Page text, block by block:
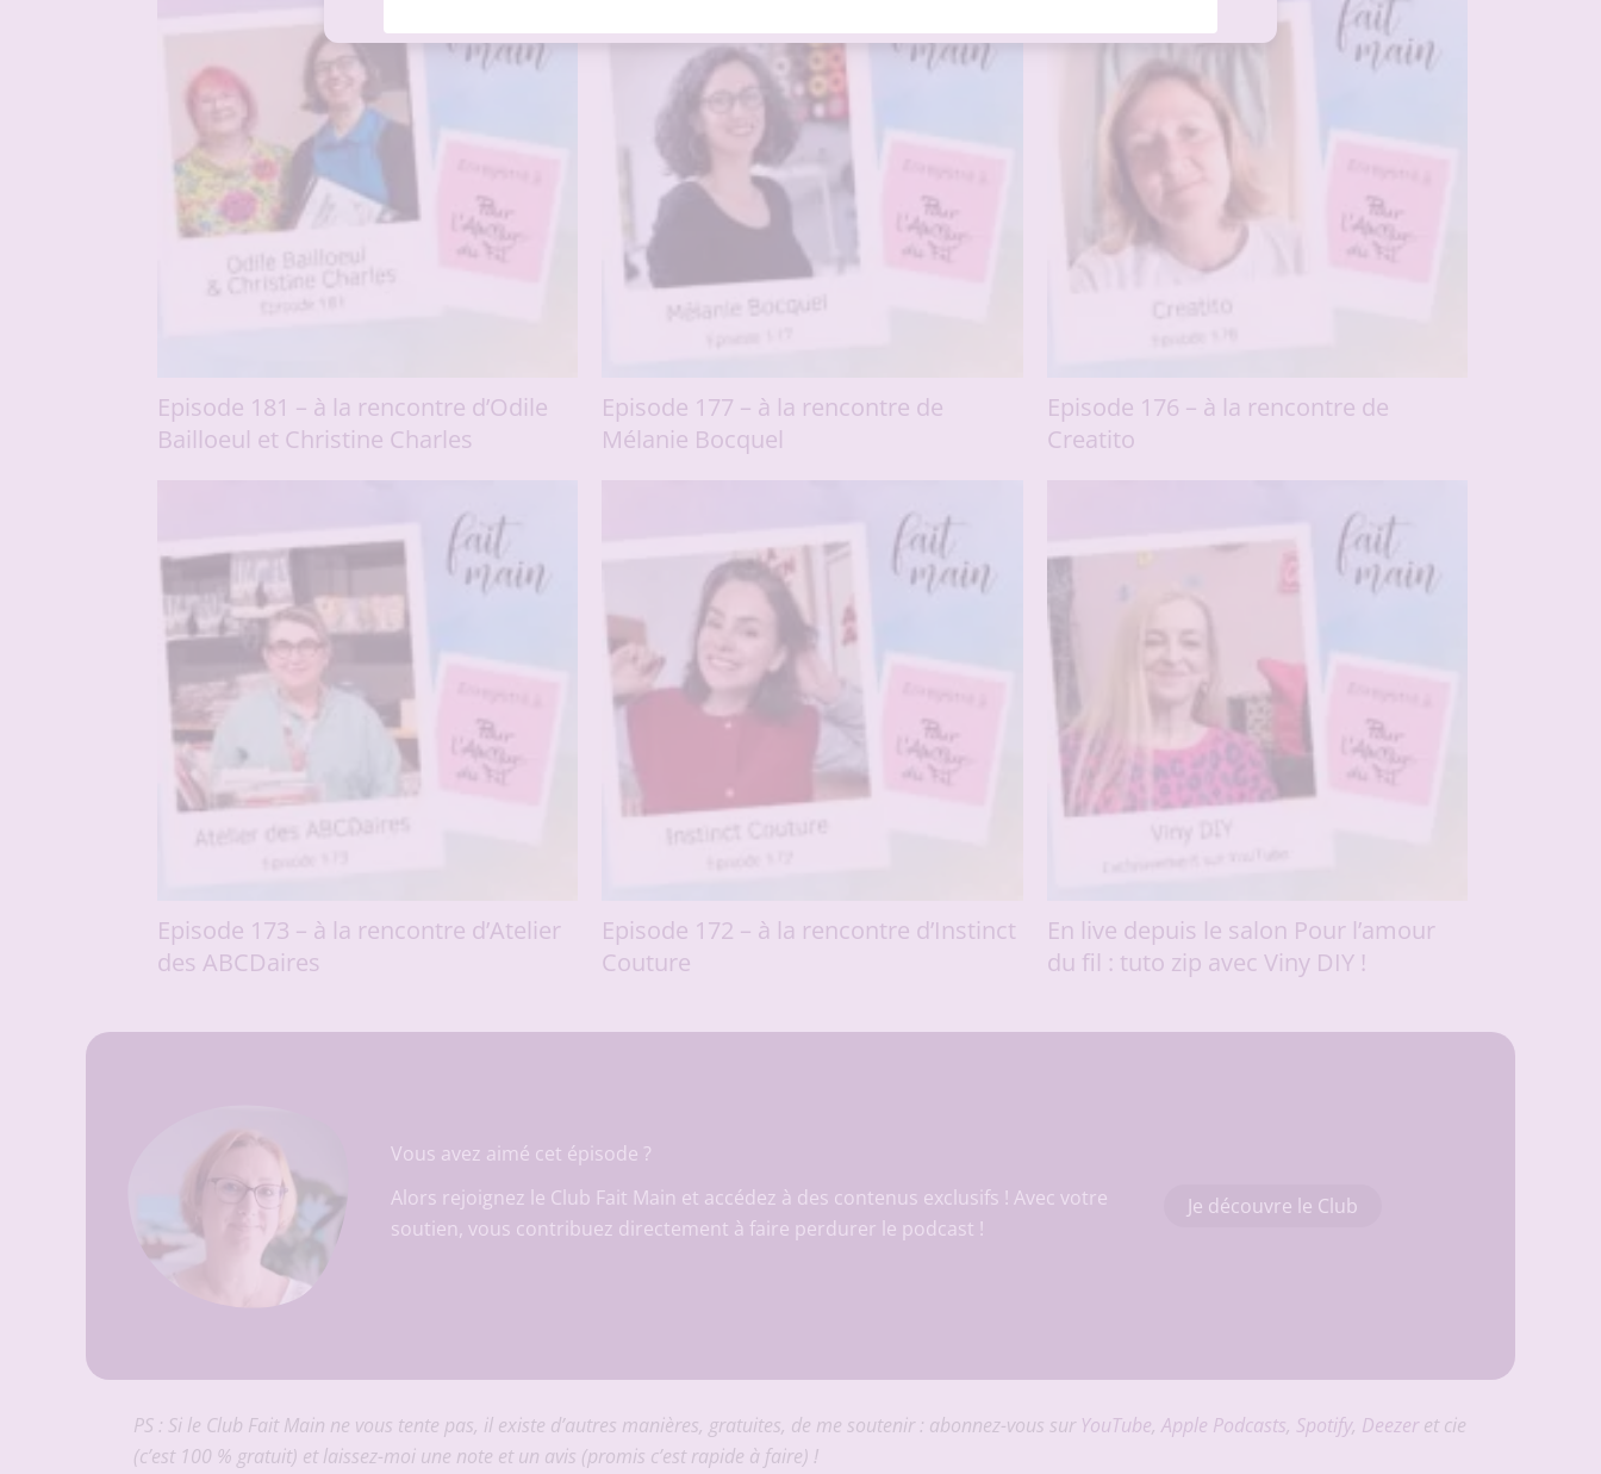
Episode 181 – à la rencontre d’Odile
Bailloeul et Christine Charles
Episode 177 – à la rencontre de
Mélanie Bocquel
Episode 176 – à la rencontre de
Creatito
Episode 173 – à la rencontre d’Atelier
des ABCDaires
Episode 172 – à la rencontre d’Instinct
Couture
En live depuis le salon Pour l’amour
du fil : tuto zip avec Viny DIY !
Vous avez aimé cet épisode ?
Alors rejoignez le Club Fait Main et accédez à des contenus exclusifs ! Avec votre
soutien, vous contribuez directement à faire perdurer le podcast !
Je découvre le Club
PS : Si le Club Fait Main ne vous tente pas, il existe d’autres manières, gratuites, de me soutenir : abonnez-vous sur YouTube, Apple Podcasts, Spotify, Deezer et cie
(c’est 100 % gratuit) et laissez-moi une note et un avis (promis c’est rapide à faire) !